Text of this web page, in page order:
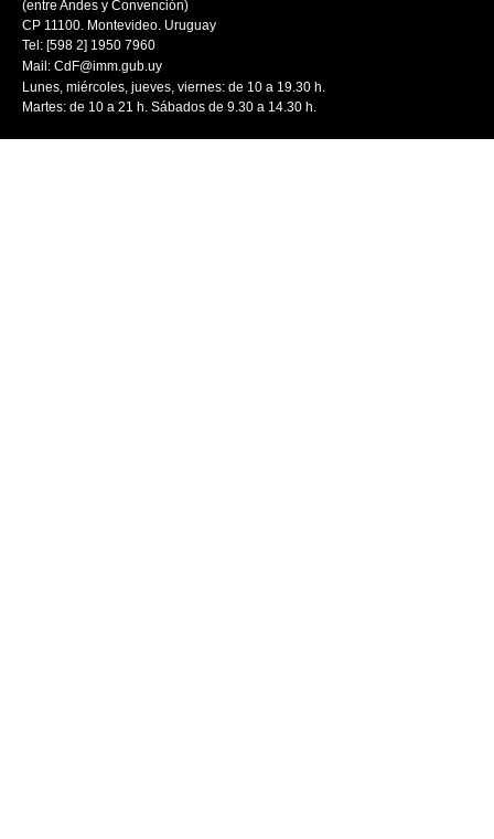
(entre Andes y Convención)
CP 11100. Montevideo. Uruguay
Tel: [598 2] 1950 7960
Mail: CdF@imm.gub.uy
Lunes, miércoles, jueves, viernes: de 10 a 19.30 h.
Martes: de 10 a 21 h. Sábados de 9.30 a 14.30 h.